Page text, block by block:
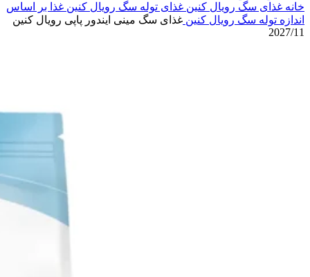
خانه غذای سگ رویال کنین غذای توله سگ رویال کنین غذا بر اساس
اندازه توله سگ رویال کنین غذای سگ مینی ایندور پاپی رویال کنین
2027/11